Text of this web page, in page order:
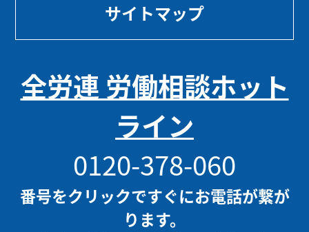
サイトマップ
全労連 労働相談ホット
ライン
0120-378-060
番号をクリックですぐにお電話が繋が
ります。